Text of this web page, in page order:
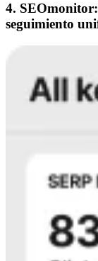
4.
seguimiento